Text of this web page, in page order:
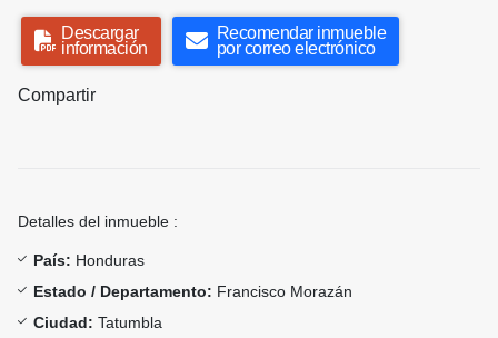
Descargar
información
Recomendar inmueble
por correo electrónico
Compartir
Detalles del inmueble :
País: Honduras
Estado / Departamento: Francisco Morazán
Ciudad: Tatumbla